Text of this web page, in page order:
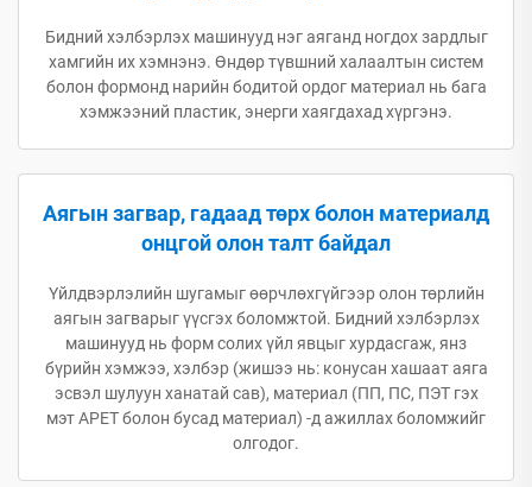
Бидний хэлбэрлэх машинууд нэг аяганд ногдох зардлыг
хамгийн их хэмнэнэ. Өндөр түвшний халаалтын систем
болон формонд нарийн бодитой ордог материал нь бага
хэмжээний пластик, энерги хаягдахад хүргэнэ.
Аягын загвар, гадаад төрх болон материалд
онцгой олон талт байдал
Үйлдвэрлэлийн шугамыг өөрчлөхгүйгээр олон төрлийн
аягын загварыг үүсгэх боломжтой. Бидний хэлбэрлэх
машинууд нь форм солих үйл явцыг хурдасгаж, янз
бүрийн хэмжээ, хэлбэр (жишээ нь: конусан хашаат аяга
эсвэл шулуун ханатай сав), материал (ПП, ПС, ПЭТ гэх
мэт APET болон бусад материал) -д ажиллах боломжийг
олгодог.